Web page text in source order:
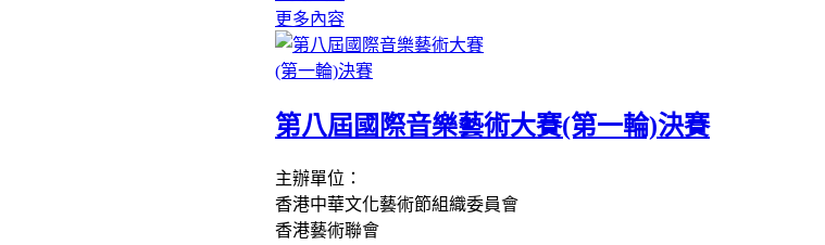
更多內容
第八屆國際音樂藝術大賽(第一輪)決賽
主辦單位：
香港中華文化藝術節組織委員會
香港藝術聯會